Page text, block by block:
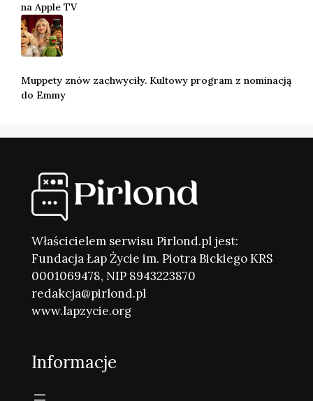
na Apple TV
Muppety znów zachwyciły. Kultowy program z nominacją
do Emmy
Właścicielem serwisu Pirlond.pl jest:
Fundacja Łap Życie im. Piotra Bickiego KRS
0001069478, NIP 8943223870
redakcja@pirlond.pl
www.lapzycie.org
Informacje